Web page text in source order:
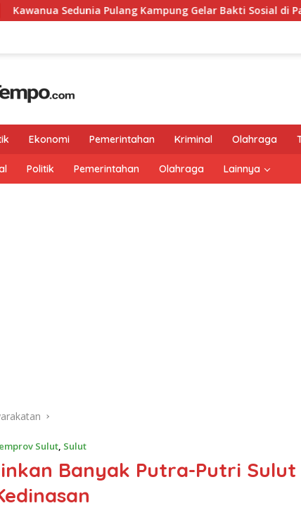
Pulang Kampung Gelar Bakti Sosial di Panti Lanjut
Ekonomi Pemerintahan Kriminal Olahraga
Politik Pemerintahan Olahraga Lainnya
Sulut, Sulut
Banyak Putra-Putri Sulut